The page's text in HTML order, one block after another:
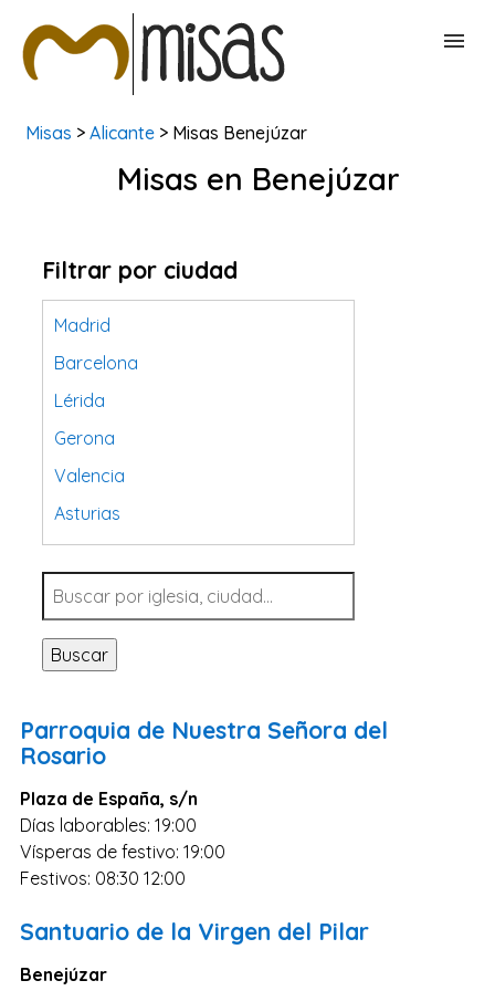
BUSCAR MISAS
Misas > Alicante > Misas Benejúzar
Misas en Benejúzar
Filtrar por ciudad
Madrid
Barcelona
Lérida
Gerona
Valencia
Asturias
Tarragona
Navarra
Valladolid
Sevilla
Santa Cruz de Tenerife
Islas Baleares
Las Palmas
Málaga
Alicante
Toledo
Buscar
Parroquia de Nuestra Señora del
Rosario
Plaza de España, s/n
Días laborables: 19:00
Vísperas de festivo: 19:00
Festivos: 08:30 12:00
Santuario de la Virgen del Pilar
Benejúzar